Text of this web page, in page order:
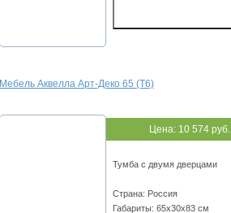
Мебель Аквелла Арт-Деко 65 (Т6)
Цена: 10 574 руб.
Тумба с двумя дверцами
Страна: Россия
Габариты: 65х30х83 см